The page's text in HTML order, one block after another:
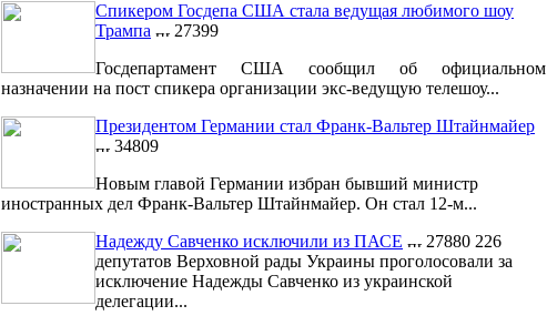
Спикером Госдепа США стала ведущая любимого шоу
Трампа
27399
Госдепартамент США сообщил об официальном
назначении на пост спикера организации экс-ведущую телешоу...
Президентом Германии стал Франк-Вальтер Штайнмайер
34809
Новым главой Германии избран бывший министр
иностранных дел Франк-Вальтер Штайнмайер. Он стал 12-м...
Надежду Савченко исключили из ПАСЕ
27880 226
депутатов Верховной рады Украины проголосовали за
исключение Надежды Савченко из украинской
делегации...